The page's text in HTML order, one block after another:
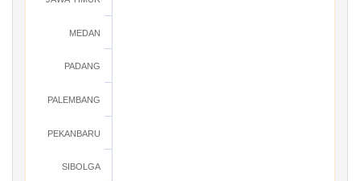
MEDAN
PADANG
PALEMBANG
PEKANBARU
SIBOLGA